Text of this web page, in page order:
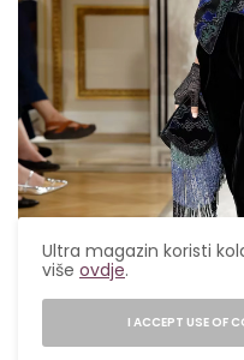
Ultra magazin koristi
višeovdje.
I ACCEPT USE OF